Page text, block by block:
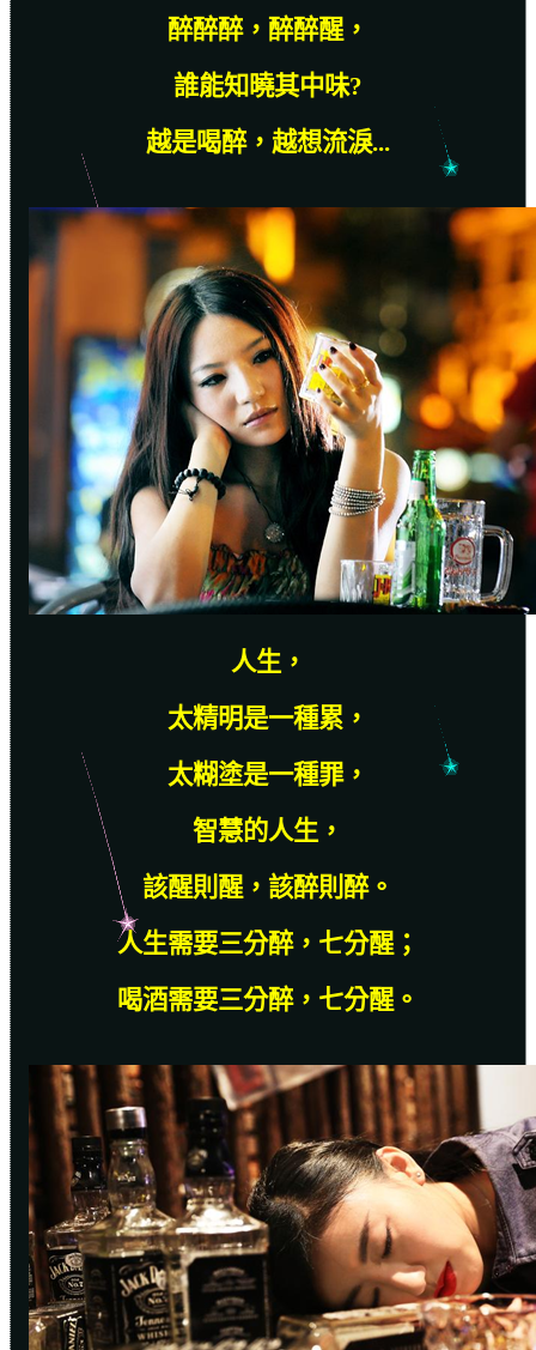
醉醉醉，醉醉醒，
誰能知曉其中味?
越是喝醉，越想流淚...
人生，
太精明是一種累，
太糊塗是一種罪，
智慧的人生，
該醒則醒，該醉則醉。
人生需要三分醉，七分醒；
喝酒需要三分醉，七分醒。